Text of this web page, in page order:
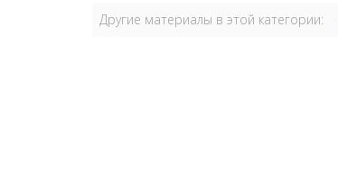
Другие материалы в этой категории: